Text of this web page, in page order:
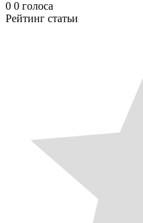
0 0 голоса
Рейтинг статьи